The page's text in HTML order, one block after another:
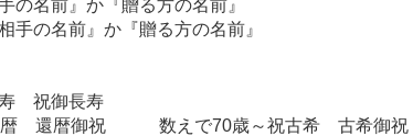
名前』か『贈る方の名前』
の名前』か『贈る方の名前』
祝御長寿
暦 還暦御祝 数えで70歳～祝古希 古希御祝